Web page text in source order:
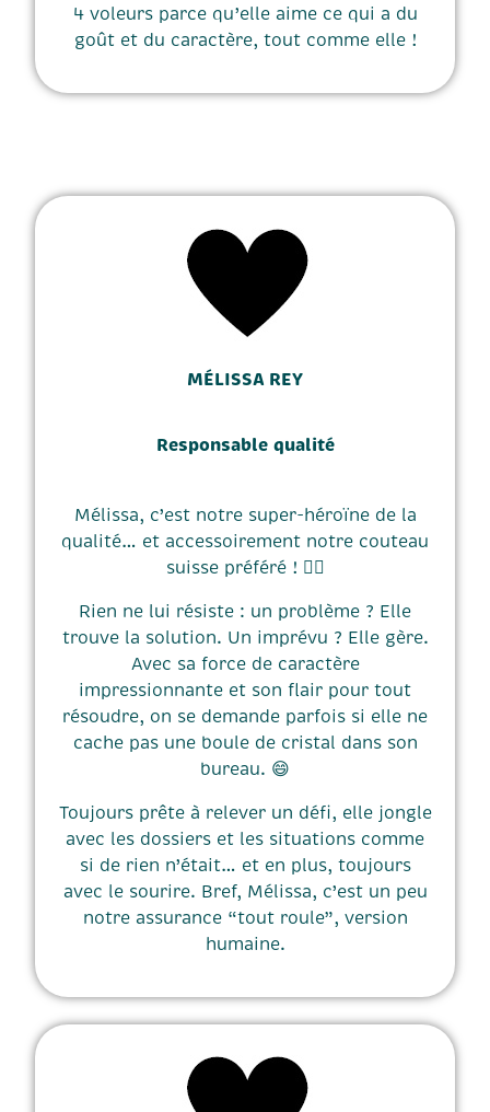
4 voleurs parce qu’elle aime ce qui a du
goût et du caractère, tout comme elle !
MÉLISSA REY
Responsable qualité
Mélissa, c’est notre super-héroïne de la
qualité… et accessoirement notre couteau
suisse préféré ! 🦸‍♀️
Rien ne lui résiste : un problème ? Elle
trouve la solution. Un imprévu ? Elle gère.
Avec sa force de caractère
impressionnante et son flair pour tout
résoudre, on se demande parfois si elle ne
cache pas une boule de cristal dans son
bureau. 😄
Toujours prête à relever un défi, elle jongle
avec les dossiers et les situations comme
si de rien n’était… et en plus, toujours
avec le sourire. Bref, Mélissa, c’est un peu
notre assurance “tout roule”, version
humaine.